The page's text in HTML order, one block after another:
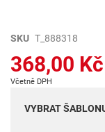
Přeskočit
začátek
galerie
obrázky
SKU T_888318
368,00 Kč
Včetně DPH
VYBRAT